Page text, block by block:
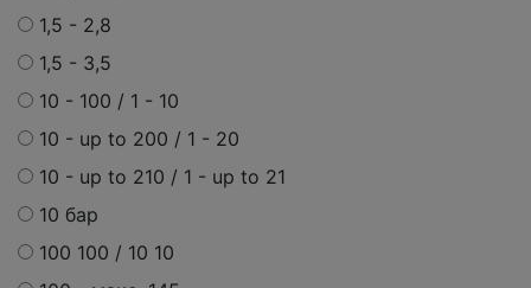
1,5 - 2,8
1,5 - 3,5
10 - 100 / 1 - 10
10 - up to 200 / 1 - 20
10 - up to 210 / 1 - up to 21
10 бар
100 100 / 10 10